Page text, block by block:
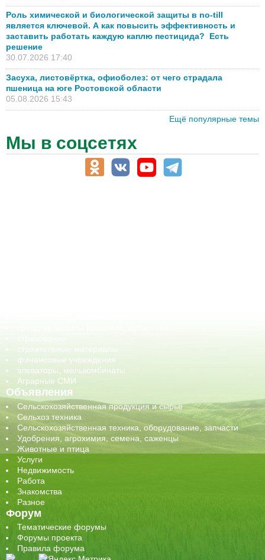
Роль химической и биологической защиты в no-till
является ключевой. А как повысить эффективность и
заставить работать каждую каплю пестицида? Есть
решение
30.07.2026 17:40
Засуха, листовёртка, офиоболез: от чего страдала
пшеница на юге Ростовской области
05.08.2026 15:43
Ещё популярные темы
Мы в соцсетях
строительные материалы
финансовые учреждения
элеваторы, мелькомбинаты
Аграрные СМИ
Объявления
Сельскохозяйственная продукция и сырье
Сельхоз техника
Сельскохозяйственная техника, оборудование, запчасти
Удобрения, агрохимия, семена, саженцы
Животные и птица
Услуги
Недвижимость
Работа
Знакомства
Разное
Форум
Тематические форумы
Форумы проекта
Правила форума